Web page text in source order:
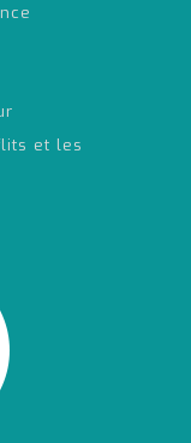
et les